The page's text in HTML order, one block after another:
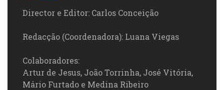
Director e Editor: Carlos Conceição
Redacção (Coordenadora): Luana Viegas
Colaboradores:
Artur de Jesus, João Torrinha, José Vitória,
Mário Furtado e Medina Ribeiro